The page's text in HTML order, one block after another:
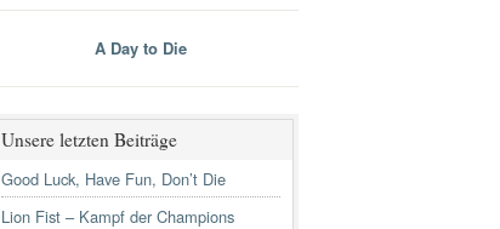
A Day to Die
Unsere letzten Beiträge
Good Luck, Have Fun, Don’t Die
Lion Fist – Kampf der Champions